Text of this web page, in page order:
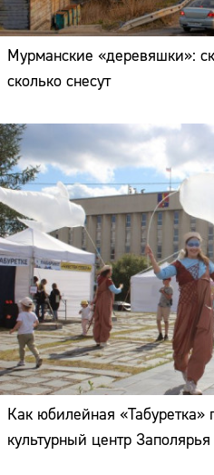
Мурманские «деревяшки»:
сколько снесут
Как юбилейная «Табуретка»
культурный центр Заполярья